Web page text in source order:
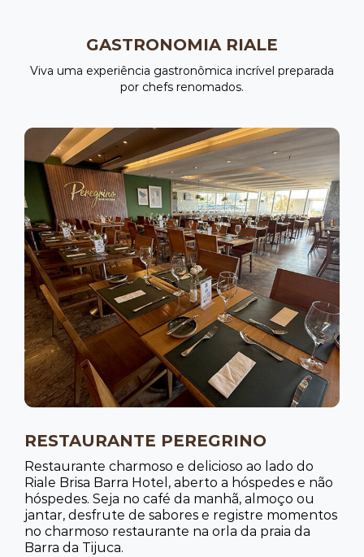
GASTRONOMIA RIALE
Viva uma experiência gastronômica incrível preparada
por chefs renomados.
RESTAURANTE PEREGRINO
Restaurante charmoso e delicioso ao lado do
Riale Brisa Barra Hotel, aberto a hóspedes e não
hóspedes. Seja no café da manhã, almoço ou
jantar, desfrute de sabores e registre momentos
no charmoso restaurante na orla da praia da
Barra da Tijuca.